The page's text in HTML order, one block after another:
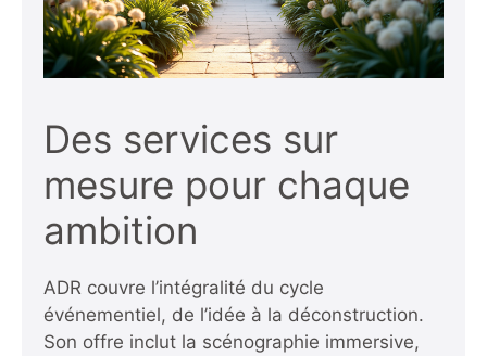
Des services sur
mesure pour chaque
ambition
ADR couvre l’intégralité du cycle
événementiel, de l’idée à la déconstruction.
Son offre inclut la scénographie immersive,